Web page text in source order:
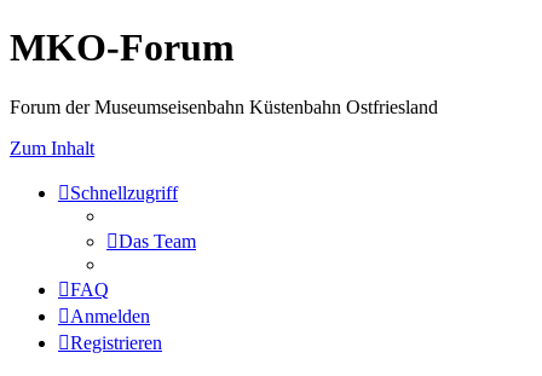
MKO-Forum
Forum der Museumseisenbahn Küstenbahn Ostfriesland
Zum Inhalt
Schnellzugriff
Das Team
FAQ
Anmelden
Registrieren